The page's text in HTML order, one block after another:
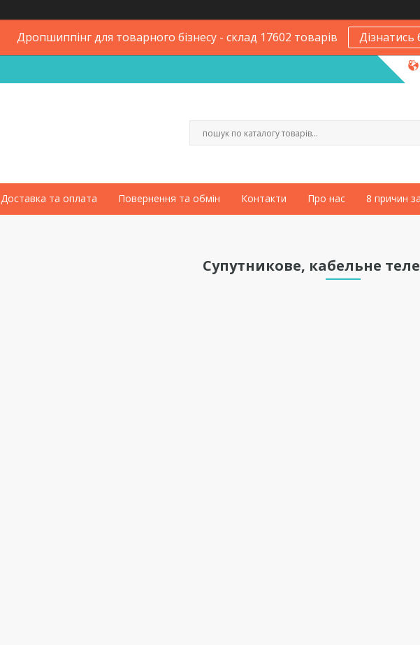
Дропшиппінг для товарного бізнесу - склад 17602 товарів Дізнатись
Доставка та оплата Повернення та обмін Контакти Про нас 8 причин
Супутникове, кабельне